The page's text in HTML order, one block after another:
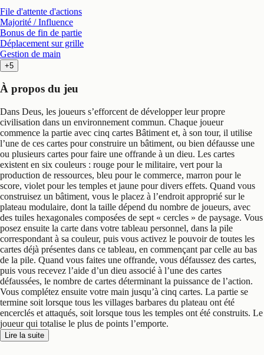
File d'attente d'actions
Majorité / Influence
Bonus de fin de partie
Déplacement sur grille
Gestion de main
+5
À propos du jeu
Dans Deus, les joueurs s’efforcent de développer leur propre
civilisation dans un environnement commun. Chaque joueur
commence la partie avec cinq cartes Bâtiment et, à son tour, il utilise
l’une de ces cartes pour construire un bâtiment, ou bien défausse une
ou plusieurs cartes pour faire une offrande à un dieu. Les cartes
existent en six couleurs : rouge pour le militaire, vert pour la
production de ressources, bleu pour le commerce, marron pour le
score, violet pour les temples et jaune pour divers effets. Quand vous
construisez un bâtiment, vous le placez à l’endroit approprié sur le
plateau modulaire, dont la taille dépend du nombre de joueurs, avec
des tuiles hexagonales composées de sept « cercles » de paysage. Vous
posez ensuite la carte dans votre tableau personnel, dans la pile
correspondant à sa couleur, puis vous activez le pouvoir de toutes les
cartes déjà présentes dans ce tableau, en commençant par celle au bas
de la pile. Quand vous faites une offrande, vous défaussez des cartes,
puis vous recevez l’aide d’un dieu associé à l’une des cartes
défaussées, le nombre de cartes déterminant la puissance de l’action.
Vous complétez ensuite votre main jusqu’à cinq cartes. La partie se
termine soit lorsque tous les villages barbares du plateau ont été
encerclés et attaqués, soit lorsque tous les temples ont été construits. Le
joueur qui totalise le plus de points l’emporte.
Lire la suite